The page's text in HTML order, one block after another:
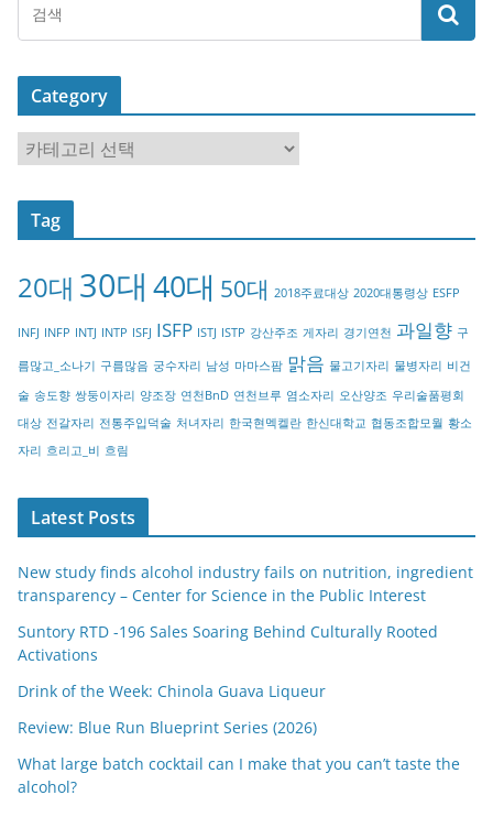
Category
a
t
o
y
Tag
20대 30대 40대 50대 2018주료대상 2020대통령상 ESFP
INFJ INFP INTJ INTP ISFJ ISFP ISTJ ISTP 강산주조 게자리 경기연천 과일향 구
름많고_소나기 구름많음 궁수자리 남성 마마스팜 맑음 물고기자리 물병자리 비건
술 송도향 쌍둥이자리 양조장 연천BnD 연천브루 염소자리 오산양조 우리술품평회
대상 전갈자리 전통주입덕술 처녀자리 한국현멕켈란 한신대학교 협동조합모월 황소
자리 흐리고_비 흐림
Latest Posts
New study finds alcohol industry fails on nutrition, ingredient
transparency – Center for Science in the Public Interest
Suntory RTD -196 Sales Soaring Behind Culturally Rooted
Activations
Drink of the Week: Chinola Guava Liqueur
Review: Blue Run Blueprint Series (2026)
What large batch cocktail can I make that you can’t taste the
alcohol?